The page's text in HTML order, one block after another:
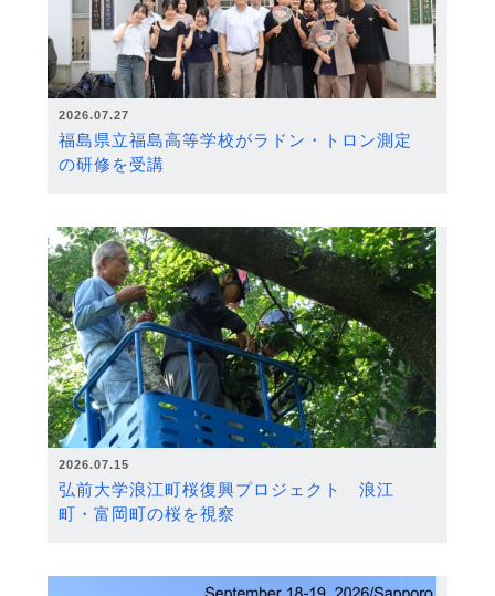
2026.07.27
福島県立福島高等学校がラドン・トロン測定
の研修を受講
2026.07.15
弘前大学浪江町桜復興プロジェクト 浪江
町・富岡町の桜を視察